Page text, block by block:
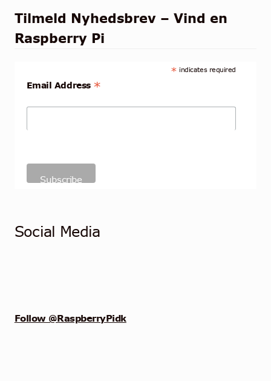
Tilmeld Nyhedsbrev – Vind en
Raspberry Pi
* indicates required
Email Address *
Social Media
Follow @RaspberryPidk